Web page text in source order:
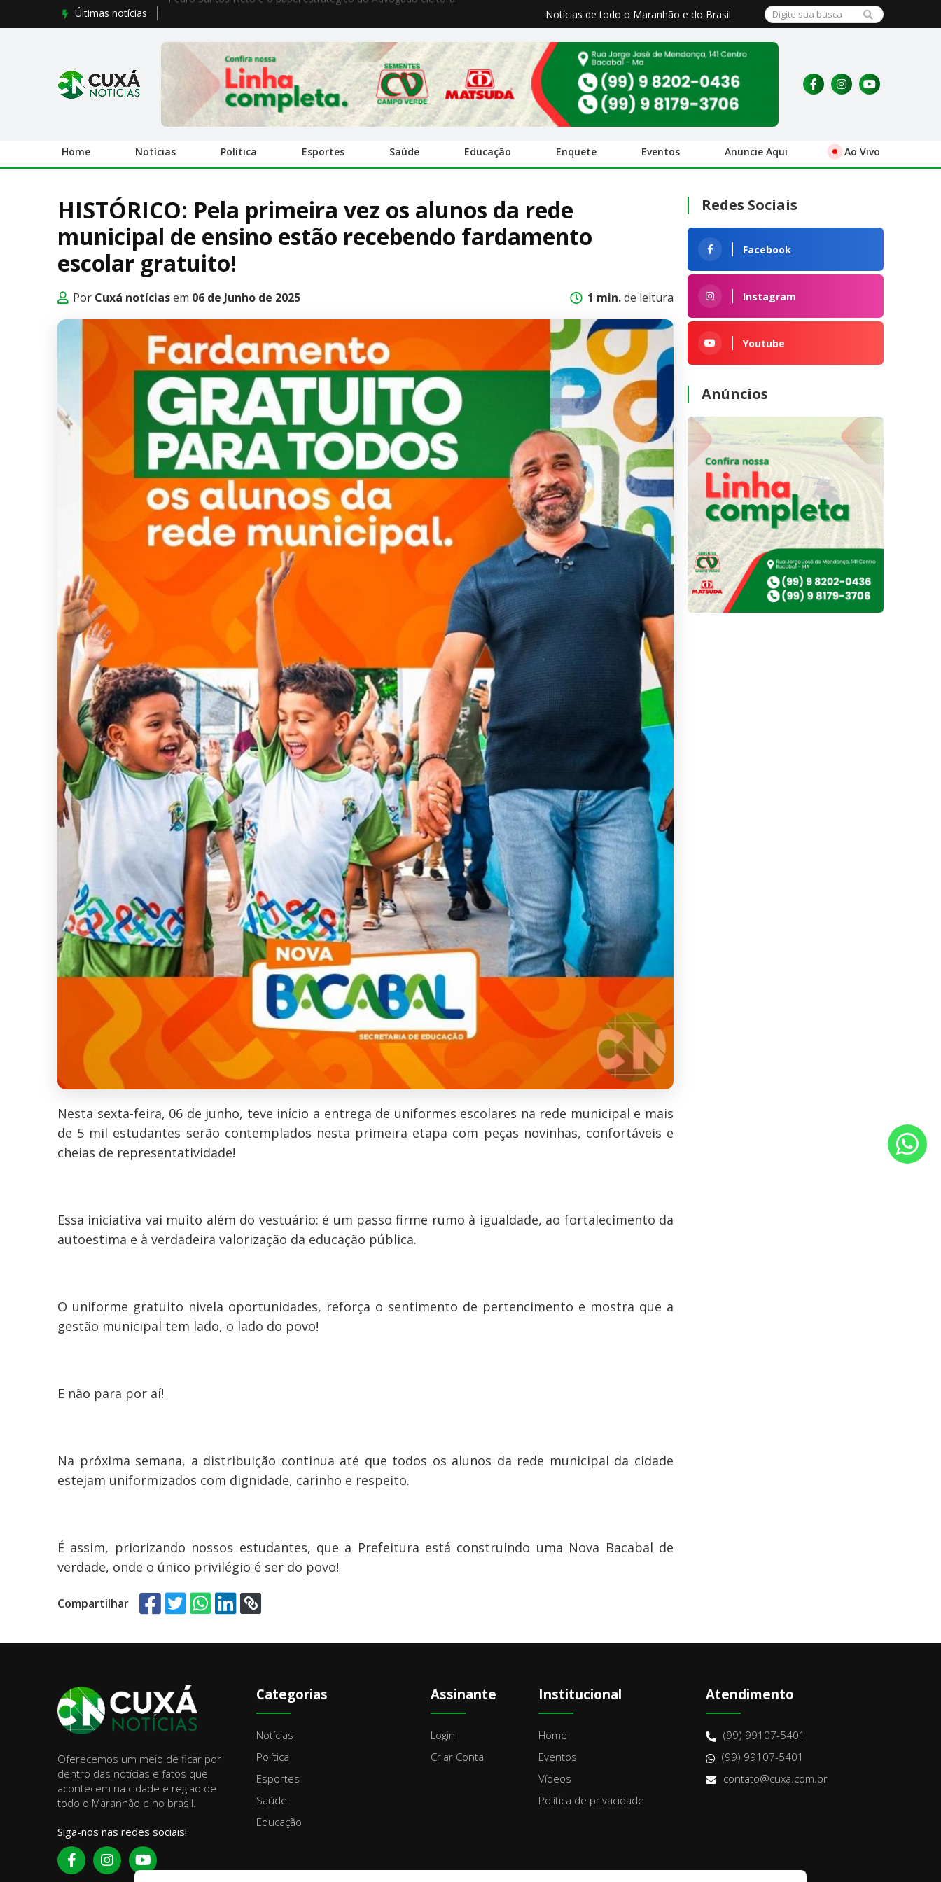
Últimas notícias Notícias de todo o Maranhão e do Brasil
Home Notícias Política Esportes Saúde Educação Enquete Eventos Anuncie Aqui Ao Vivo
HISTÓRICO: Pela primeira vez os alunos da rede
municipal de ensino estão recebendo fardamento
escolar gratuito!
Por Cuxá notíciasem 06 de Junho de 2025 1 min.de leitura
Nesta sexta-feira, 06 de junho, teve início a entrega de uniformes escolares na rede municipal e mais
de 5 mil estudantes serão contemplados nesta primeira etapa com peças novinhas, confortáveis e
cheias de representatividade!
Essa iniciativa vai muito além do vestuário: é um passo firme rumo à igualdade, ao fortalecimento da
autoestima e à verdadeira valorização da educação pública.
O uniforme gratuito nivela oportunidades, reforça o sentimento de pertencimento e mostra que a
gestão municipal tem lado, o lado do povo!
E não para por aí!
Na próxima semana, a distribuição continua até que todos os alunos da rede municipal da cidade
estejam uniformizados com dignidade, carinho e respeito.
É assim, priorizando nossos estudantes, que a Prefeitura está construindo uma Nova Bacabal de
verdade, onde o único privilégio é ser do povo!
Compartilhar
Redes Sociais
Facebook
Instagram
Youtube
Anúncios
Oferecemos um meio de ficar por
dentro das notícias e fatos que
acontecem na cidade e regiao de
todo o Maranhão e no brasil.
Siga-nos nas redes sociais!
Categorias
Notícias
Política
Esportes
Saúde
Educação
Assinante
Login
Criar Conta
Institucional
Home
Eventos
Vídeos
Política de privacidade
Atendimento
(99) 99107-5401
(99) 99107-5401
contato@cuxa.com.br